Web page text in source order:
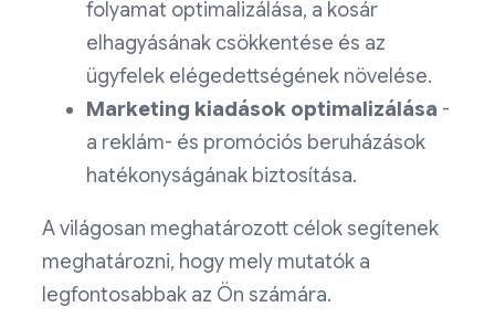
folyamat optimalizálása, a kosár
elhagyásának csökkentése és az
ügyfelek elégedettségének növelése.
Marketing kiadások optimalizálása -
a reklám- és promóciós beruházások
hatékonyságának biztosítása.
A világosan meghatározott célok segítenek
meghatározni, hogy mely mutatók a
legfontosabbak az Ön számára.